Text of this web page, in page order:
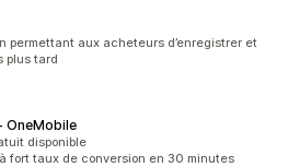
permettant aux acheteurs d’enregistrer et
plus tard
OneMobile
disponible
fort taux de conversion en 30 minutes